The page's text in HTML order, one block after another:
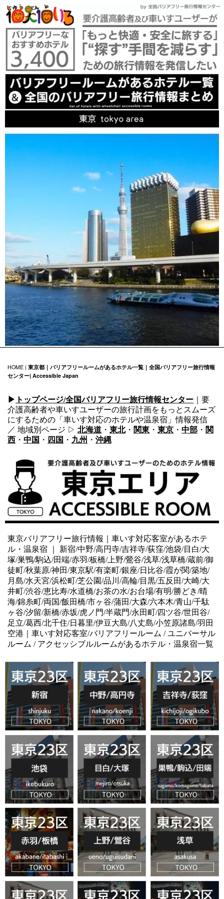
HOME | 東京都｜バリアフリールームがあるホテル一覧｜全国バリアフリー旅行情報
センター| Accessible Japan
▶ トップページ/全国バリアフリー旅行情報センター ｜要
介護高齢者や車いすユーザーの旅行計画をもっとスムーズ
にするための「車いす対応のホテルや温泉宿」情報発信
／ 地域別ページ ▷ 北海道 ・ 東北・ 関東 ・ 東京 ・ 中部 ・ 関
西 ・ 中国 ・ 四国 ・ 九州 ・ 沖縄
東京バリアフリー旅行情報｜車いす対応客室があるホテ
ル・温泉宿 ｜ 新宿/中野/高円寺/吉祥寺/荻窪/池袋/目白/大
塚/巣鴨/駒込/田端/赤羽/板橋/上野/鶯谷/浅草/浅草橋/蔵前/御
徒町/秋葉原/神田/東京駅/有楽町/銀座/日比谷/霞が関/築地/
月島/水天宮/浜松町/芝公園/品川/高輪/目黒/五反田/大崎/大
井町/渋谷/恵比寿/水道橋/お茶の水/お台場/有明/勝どき/晴
海/錦糸町/両国/飯田橋/市ヶ谷/蒲田/大森/六本木/青山/千駄
ヶ谷/汐留/新橋/赤坂/虎ノ門/半蔵門/永田町/四ツ谷/世田谷/
足立/葛西/北千住/日暮里/伊豆大島/八丈島/小笠原諸島/羽田
空港｜車いす対応客室/バリアフリールーム / ユニバーサル
ルーム / アクセッシブルルームがあるホテル・温泉宿一覧